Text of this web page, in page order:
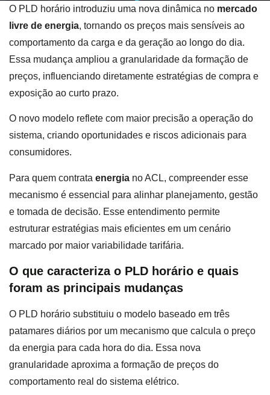
O PLD horário introduziu uma nova dinâmica no mercado
livre de energia, tornando os preços mais sensíveis ao
comportamento da carga e da geração ao longo do dia.
Essa mudança ampliou a granularidade da formação de
preços, influenciando diretamente estratégias de compra e
exposição ao curto prazo.
O novo modelo reflete com maior precisão a operação do
sistema, criando oportunidades e riscos adicionais para
consumidores.
Para quem contrata energia no ACL, compreender esse
mecanismo é essencial para alinhar planejamento, gestão
e tomada de decisão. Esse entendimento permite
estruturar estratégias mais eficientes em um cenário
marcado por maior variabilidade tarifária.
O que caracteriza o PLD horário e quais
foram as principais mudanças
O PLD horário substituiu o modelo baseado em três
patamares diários por um mecanismo que calcula o preço
da energia para cada hora do dia. Essa nova
granularidade aproxima a formação de preços do
comportamento real do sistema elétrico.